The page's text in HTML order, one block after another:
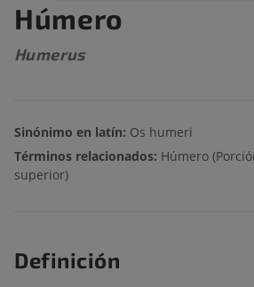
Húmero
Humerus
Sinónimo en latín: Os humeri
Términos relacionados: Húmero
superior)
Definición